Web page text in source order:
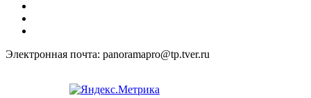
Электронная почта: panoramapro@tp.tver.ru